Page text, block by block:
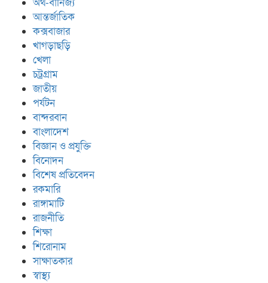
আন্তর্জাতিক
কক্সবাজার
খাগড়াছড়ি
খেলা
চট্রগ্রাম
জাতীয়
পর্যটন
বান্দরবান
বাংলাদেশ
বিজ্ঞান ও প্রযুক্তি
বিনোদন
বিশেষ প্রতিবেদন
রকমারি
রাঙ্গামাটি
রাজনীতি
শিক্ষা
শিরোনাম
সাক্ষাতকার
স্বাস্থ্য